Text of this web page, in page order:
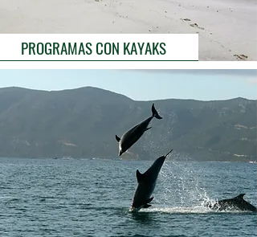
PROGRAMAS CON KAYAKS